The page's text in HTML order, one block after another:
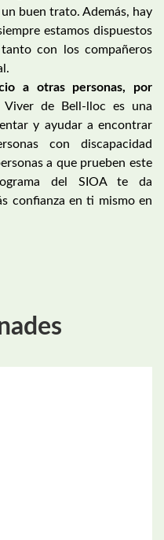
buen trato. Además, hay
estamos dispuestos
con los compañeros
a otras personas, por
de Bell-lloc es una
y ayudar a encontrar
con discapacidad
a que prueben este
del SIOA te da
confianza en ti mismo en